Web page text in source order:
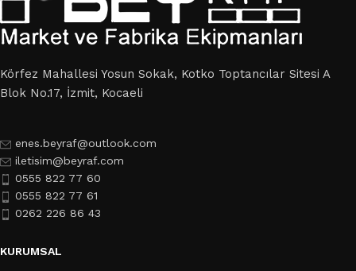
Körfez Mahallesi Yosun Sokak, Kotko Toptancılar Sitesi A
Blok No.17, İzmit, Kocaeli
enes.beyraf@outlook.com
iletisim@beyraf.com
0555 822 77 60
0555 822 77 61
0262 226 86 43
KURUMSAL